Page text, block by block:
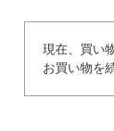
現在、買い
お買い物を